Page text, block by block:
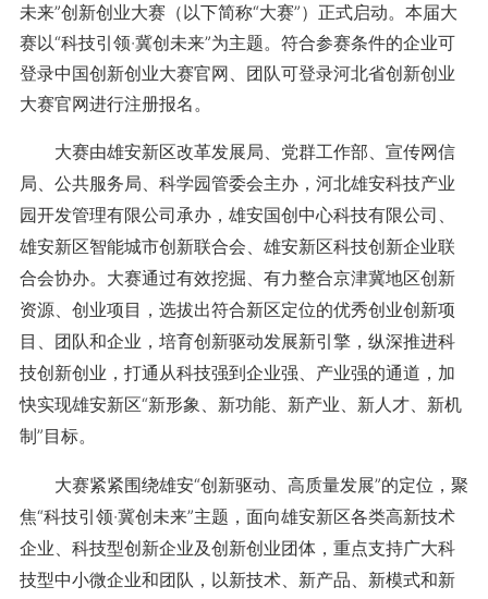
未来”创新创业大赛（以下简称“大赛”）正式启动。本届大
赛以“科技引领·冀创未来”为主题。符合参赛条件的企业可
登录中国创新创业大赛官网、团队可登录河北省创新创业
大赛官网进行注册报名。
大赛由雄安新区改革发展局、党群工作部、宣传网信
局、公共服务局、科学园管委会主办，河北雄安科技产业
园开发管理有限公司承办，雄安国创中心科技有限公司、
雄安新区智能城市创新联合会、雄安新区科技创新企业联
合会协办。大赛通过有效挖掘、有力整合京津冀地区创新
资源、创业项目，选拔出符合新区定位的优秀创业创新项
目、团队和企业，培育创新驱动发展新引擎，纵深推进科
技创新创业，打通从科技强到企业强、产业强的通道，加
快实现雄安新区“新形象、新功能、新产业、新人才、新机
制”目标。
大赛紧紧围绕雄安“创新驱动、高质量发展”的定位，聚
焦“科技引领·冀创未来”主题，面向雄安新区各类高新技术
企业、科技型创新企业及创新创业团体，重点支持广大科
技型中小微企业和团队，以新技术、新产品、新模式和新